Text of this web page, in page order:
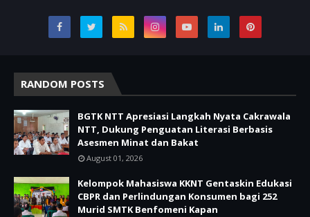
RANDOM POSTS
BGTK NTT Apresiasi Langkah Nyata Cakrawala
NTT, Dukung Penguatan Literasi Berbasis
Asesmen Minat dan Bakat
August 01, 2026
Kelompok Mahasiswa KKNT Gentaskin Edukasi
CBPR dan Perlindungan Konsumen bagi 252
Murid SMTK Benfomeni Kapan